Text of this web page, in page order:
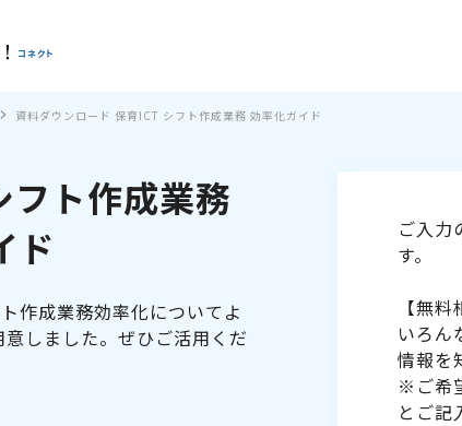
資料ダウンロード 保育ICT シフト作成業務 効率化ガイド
フト作成業務
ド
作成業務効率化についてよ
しました。ぜひご活用くだ
ご入力
す。
【無
いろん
情報を
※ご希
とご記